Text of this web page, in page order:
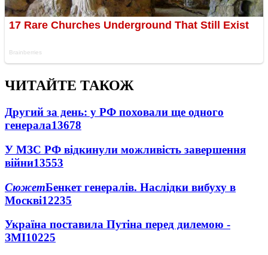
ЧИТАЙТЕ ТАКОЖ
Другий за день: у РФ поховали ще одного
генерала13678
У МЗС РФ відкинули можливість завершення
війни13553
СюжетБенкет генералів. Наслідки вибуху в
Москві12235
Україна поставила Путіна перед дилемою -
ЗМІ10225